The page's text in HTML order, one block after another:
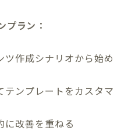
プラン：
ツ作成シナリオから始め
テンプレートをカスタマ
に改善を重ねる